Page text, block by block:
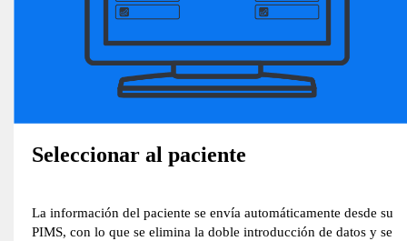
Seleccionar al paciente
La información del paciente se envía automáticamente desde su
PIMS, con lo que se elimina la doble introducción de datos y se